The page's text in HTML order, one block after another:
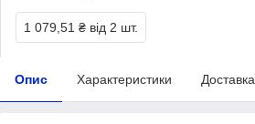
1 079,51 ₴ від 2 шт.
Опис Характеристики Доставка